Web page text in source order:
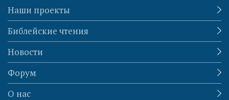
Наши проекты
Библейские чтения
Новости
Форум
О нас